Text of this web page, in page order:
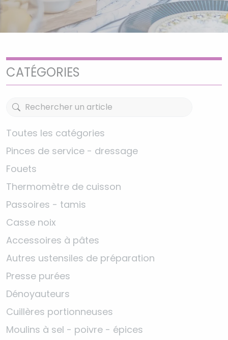
CATÉGORIES
Toutes les catégories
Pinces de service - dressage
Fouets
Thermomètre de cuisson
Passoires - tamis
Casse noix
Accessoires à pâtes
Autres ustensiles de préparation
Presse purées
Dénoyauteurs
Cuillères portionneuses
Moulins à sel - poivre - épices